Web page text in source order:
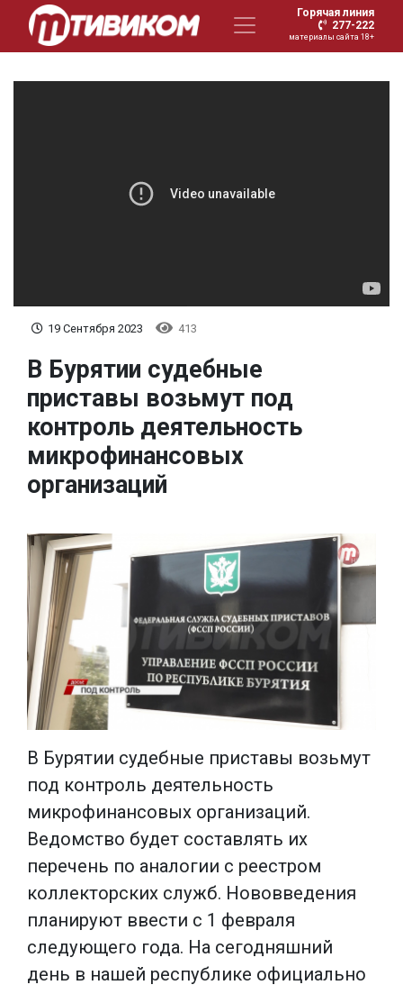
Горячая линия
277-222
материалы сайта 18+
19 Сентября 2023 413
В Бурятии судебные
приставы возьмут под
контроль деятельность
микрофинансовых
организаций
В Бурятии судебные приставы возьмут
под контроль деятельность
микрофинансовых организаций.
Ведомство будет составлять их
перечень по аналогии с реестром
коллекторских служб. Нововведения
планируют ввести с 1 февраля
следующего года. На сегодняшний
день в нашей республике официально